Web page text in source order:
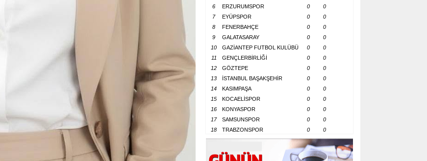
6
ERZURUMSPOR 0
0
7
EYÜPSPOR 0
0
8
FENERBAHÇE 0
0
9
GALATASARAY 0
0
10
GAZİANTEP FUTBOL KULÜBÜ 0
0
11
GENÇLERBİRLİĞİ 0
0
12
GÖZTEPE 0
0
13
İSTANBUL BAŞAKŞEHİR 0
0
14
KASIMPAŞA 0
0
15
KOCAELİSPOR 0
0
16
KONYASPOR 0
0
17
SAMSUNSPOR 0
0
18
TRABZONSPOR 0 0